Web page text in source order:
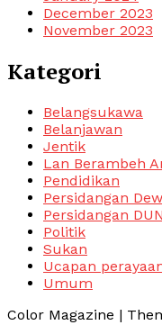
December 2023
November 2023
Kategori
Belangsukawa
Belanjawan
Jentik
Lan Berambeh
Pendidikan
Persidangan
Persidangan
Politik
Sukan
Ucapan
Umum
Color Magazine |